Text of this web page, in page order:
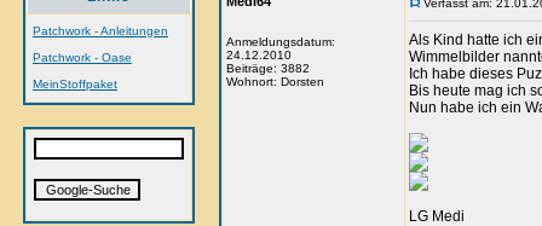
Patchwork - Anleitungen
Patchwork - Oase
MeinStoffpaket
Anmeldungsdatum:
24.12.2010
Beiträge: 3882
Wohnort: Dorsten
Verfasst am:
Als Kind hatte ich
Wimmelbilder
Ich habe dieses
Bis heute mag ich
Nun habe ich ein
LG Medi